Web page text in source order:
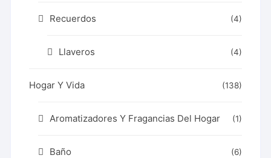
Recuerdos (4)
Llaveros (4)
Hogar Y Vida (138)
Aromatizadores Y Fragancias Del Hogar (1)
Baño (6)